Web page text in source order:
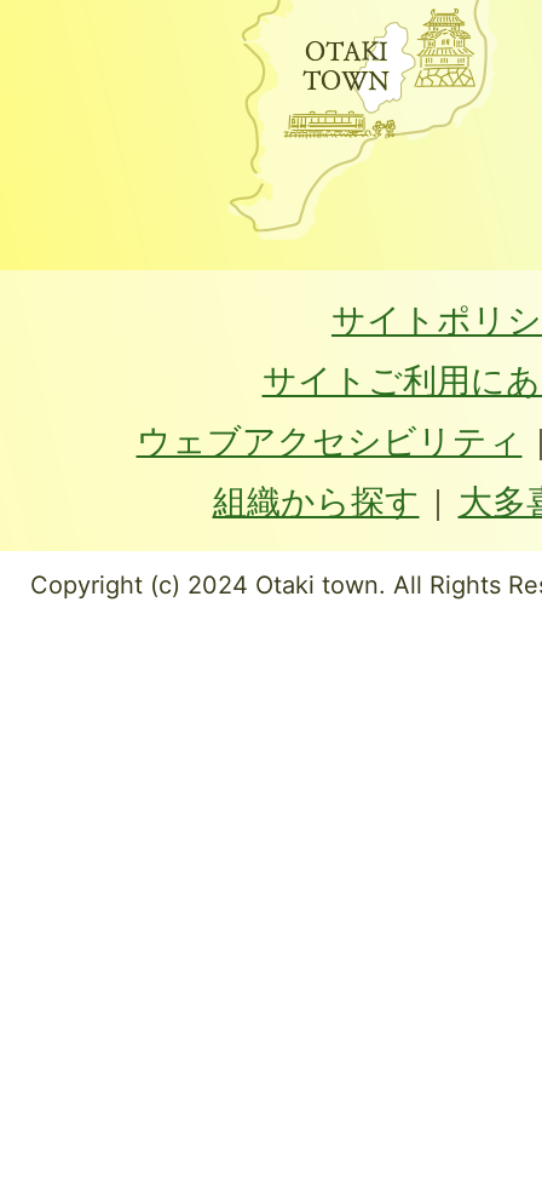
サイトポリ
サイトご利用に
ウェブアクセシビリティ
組織から探す
大多
Copyright (c) 2024 Otaki town. All Rights